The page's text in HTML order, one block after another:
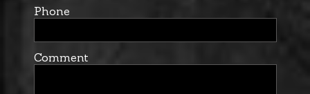
Phone
Comment